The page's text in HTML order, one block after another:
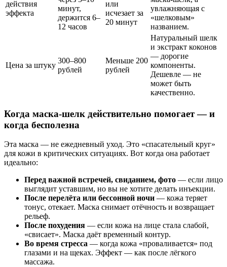
действия
эффекта
минут,
держится 6–
12 часов
или
исчезает за
20 минут
увлажняющая с
«шелковым»
названием.
Цена за штуку
300–800
рублей
Меньше 200
рублей
Натуральный шелк
и экстракт коконов
— дорогие
компоненты.
Дешевле — не
может быть
качественно.
Когда маска-шелк действительно помогает — и
когда бесполезна
Эта маска — не ежедневный уход. Это «спасательный круг»
для кожи в критических ситуациях. Вот когда она работает
идеально:
Перед важной встречей, свиданием, фото — если лицо
выглядит уставшим, но вы не хотите делать инъекции.
После перелёта или бессонной ночи — кожа теряет
тонус, отекает. Маска снимает отёчность и возвращает
рельеф.
После похудения — если кожа на лице стала слабой,
«свисает». Маска даёт временный контур.
Во время стресса — когда кожа «проваливается» под
глазами и на щеках. Эффект — как после лёгкого
массажа.